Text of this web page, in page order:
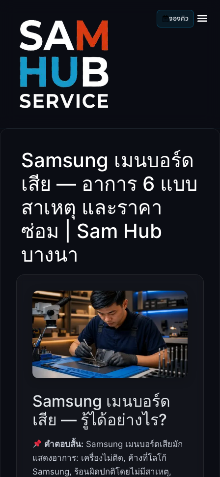
จองคิว
Samsung เมนบอร์ด
เสีย — อาการ 6 แบบ
สาเหตุ และราคา
ซ่อม | Sam Hub
บางนา
Samsung เมนบอร์ด
เสีย — รู้ได้อย่างไร?
คำตอบสั้น: Samsung เมนบอร์ดเสียมัก
แสดงอาการ: เครื่องไม่ติด, ค้างที่โลโก้
Samsung, ร้อนผิดปกติโดยไม่มีสาเหตุ,